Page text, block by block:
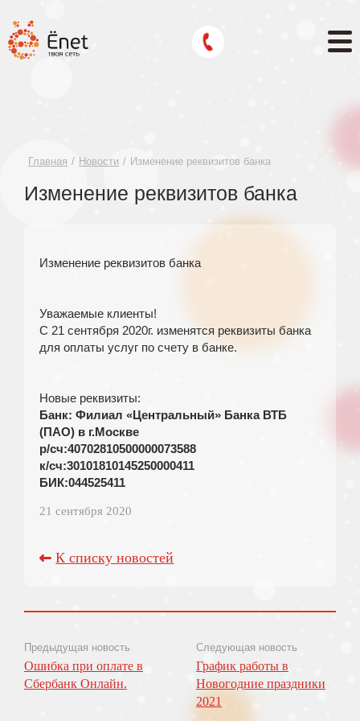
Главная Новости Изменение реквизитов банка
Изменение реквизитов банка
Изменение реквизитов банка
Уважаемые клиенты!
С 21 сентября 2020г. изменятся реквизиты банка
для оплаты услуг по счету в банке.
Новые реквизиты:
Банк: Филиал «Центральный» Банка ВТБ
(ПАО) в г.Москве
р/сч:40702810500000073588
к/сч:30101810145250000411
БИК:044525411
21 сентября 2020
К списку новостей
Предыдущая новость
Ошибка при оплате в
Сбербанк Онлайн.
Следующая новость
График работы в
Новогодние праздники
2021